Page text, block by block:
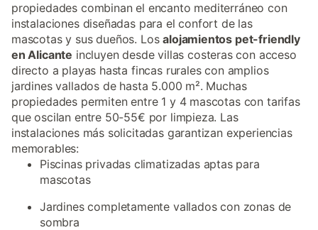
propiedades combinan el encanto mediterráneo con
instalaciones diseñadas para el confort de las
mascotas y sus dueños. Losalojamientos pet-friendly
en Alicante incluyen desde villas costeras con acceso
directo a playas hasta fincas rurales con amplios
jardines vallados de hasta 5.000 m². Muchas
propiedades permiten entre 1 y 4 mascotas con tarifas
que oscilan entre 50-55€ por limpieza. Las
instalaciones más solicitadas garantizan experiencias
memorables:
Piscinas privadas climatizadas aptas para
mascotas
Jardines completamente vallados con zonas de
sombra